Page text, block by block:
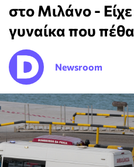
στο Μιλάνο -
γυναίκα που
Newsroom